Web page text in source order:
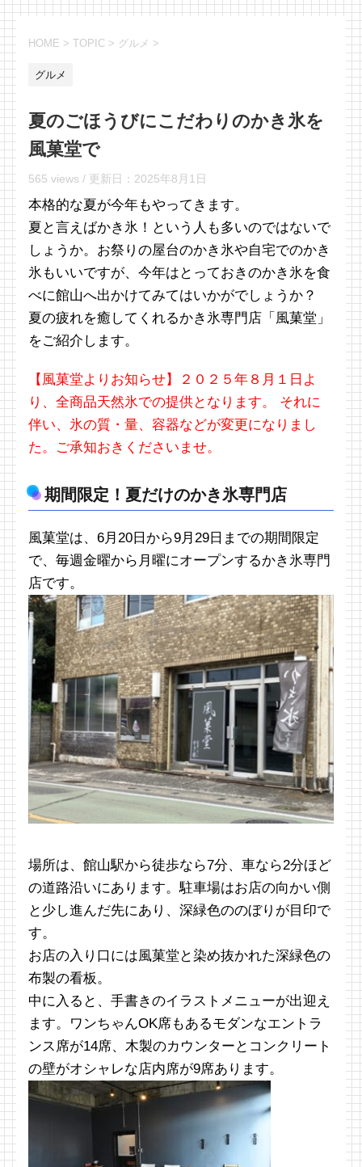
HOME > TOPIC > グルメ >
グルメ
夏のごほうびにこだわりのかき氷を
風菓堂で
565 views / 更新日： 2025年8月1日
本格的な夏が今年もやってきます。
夏と言えばかき氷！という人も多いのではないで
しょうか。お祭りの屋台のかき氷や自宅でのかき
氷もいいですが、今年はとっておきのかき氷を食
べに館山へ出かけてみてはいかがでしょうか？
夏の疲れを癒してくれるかき氷専門店「風菓堂」
をご紹介します。
【風菓堂よりお知らせ】２０２５年８月１日よ
り、全商品天然氷での提供となります。 それに
伴い、氷の質・量、容器などが変更になりまし
た。ご承知おきくださいませ。
期間限定！夏だけのかき氷専門店
風菓堂は、6月20日から9月29日までの期間限定
で、毎週金曜から月曜にオープンするかき氷専門
店です。
場所は、館山駅から徒歩なら7分、車なら2分ほど
の道路沿いにあります。駐車場はお店の向かい側
と少し進んだ先にあり、深緑色ののぼりが目印で
す。
お店の入り口には風菓堂と染め抜かれた深緑色の
布製の看板。
中に入ると、手書きのイラストメニューが出迎え
ます。ワンちゃんOK席もあるモダンなエントラ
ンス席が14席、木製のカウンターとコンクリート
の壁がオシャレな店内席が9席あります。